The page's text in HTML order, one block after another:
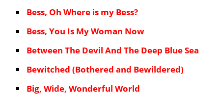
Bess, Oh Where is my Bess?
Bess, You Is My Woman Now
Between The Devil And The Deep Blue Sea
Bewitched (Bothered and Bewildered)
Big, Wide, Wonderful World